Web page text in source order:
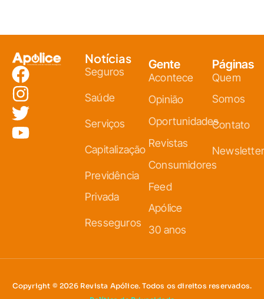
Notícias
Seguros
Saúde
Serviços
Capitalização
Previdência
Privada
Resseguros
Gente
Acontece
Opinião
Oportunidades
Revistas
Consumidores
Feed
Apólice
30 anos
Páginas
Quem
Somos
Contato
Newsletter
Copyright © 2026 Revista Apólice. Todos os direitos reservados.